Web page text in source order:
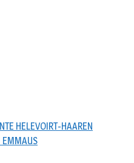
HELEVOIRT-HAAREN
EMMAUS